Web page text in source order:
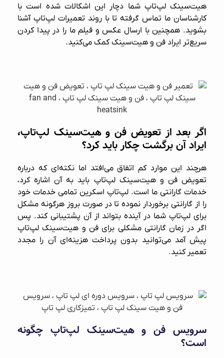
هیت‌سینک لپ‌تاپ شما دچار این اشکالات شده است با
کارشناسان ما تماس گرفته تا با روند تعمیرات لپ‌تاپآشنا
بشوید. همچنین با ارسال عکس و فیلم ما را در پیدا کردن
سریع‌تر ایراد فن و هیت‌سینک کمک می‌کنید.
اگر بعد از تعویض فن و هیت‌سینک لپ‌تاپ،
ایراد آن برگشت چکار باید کرد؟
هرچند این موارد کم اتفاق می‌افتد اما نکته‌ای که درباره
تعویض فن و هیت‌سینک لپ‌تاپ باید به آن اشاره کرد،
خدمات گارانتی ما است. لپ‌تاپ اسکرین تمامی خدمات خود
را از گارانتی برخوردار نموده تا در صورت بروز هرگونه مشکل
برای لپ‌تاپ شما در آینده بتواند از آن پشتیبانی کند. پس
اگر در زمان گارانتی مشکلی برای فن و هیت‌سینک لپ‌تاپ
پیش آمد می‌توانید بدون پرداخت هزینه‌ای آن را مجدد
تعمیر کنید.
سرویس فن و هیت‌سینک لپ‌تاپ چگونه
است؟